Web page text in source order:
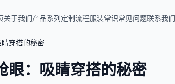
关于我们产品系列 定制流程服装常识常见问题联系我们
穿搭的秘密
眼：吸睛穿搭的秘密